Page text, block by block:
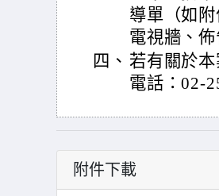
導單（如
電視牆、佈
四、 若有關於
電話：02-
附件下載